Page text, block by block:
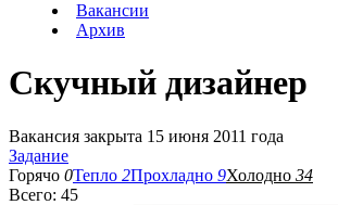
Вакансии
Архив
Скучный дизайнер
Вакансия закрыта 15 июня 2011 года
Задание
Горячо 0Тепло 2Прохладно 9Холодно 34
Всего: 45